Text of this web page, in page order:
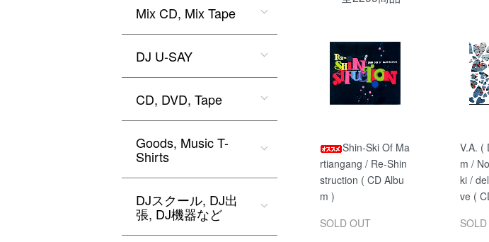
Shin-Ski Of Ma
rtiangang / Re-Shin
struction ( CD Albu
m )
SOLD OUT
V.A. (
m /
ki /
ve (
Mix CD, Mix Tape
DJ U-SAY
CD, DVD, Tape
Goods, Music T-
Shirts
DJスクール, DJ出
張, DJ機器など